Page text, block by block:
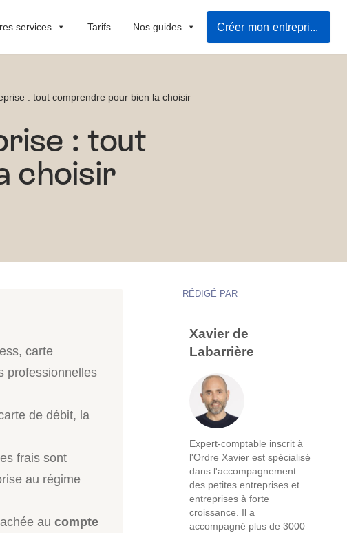
services Tarifs Nos guides Créer mon entreprise
: tout comprendre pour bien la choisir
: tout
choisir
carte
professionnelles
de débit, la
frais sont
au régime
au compte
RÉDIGÉ PAR
Xavier de
Labarrière
Expert-comptable inscrit à
l'Ordre Xavier est spécialisé
dans l'accompagnement
des petites entreprises et
entreprises à forte
croissance. Il a
accompagné plus de 3000